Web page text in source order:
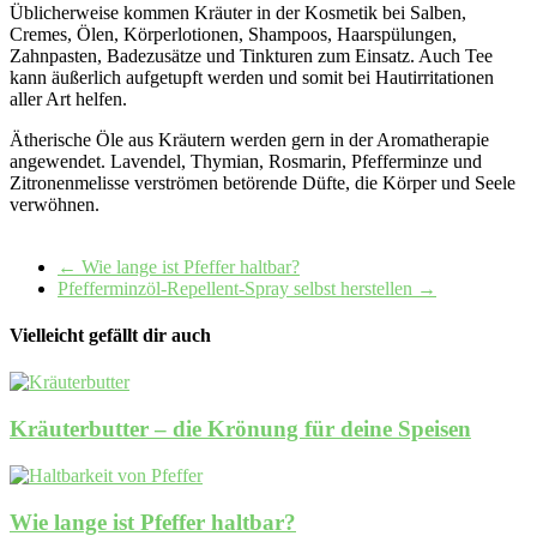
Üblicherweise kommen Kräuter in der Kosmetik bei Salben,
Cremes, Ölen, Körperlotionen, Shampoos, Haarspülungen,
Zahnpasten, Badezusätze und Tinkturen zum Einsatz. Auch Tee
kann äußerlich aufgetupft werden und somit bei Hautirritationen
aller Art helfen.
Ätherische Öle aus Kräutern werden gern in der Aromatherapie
angewendet. Lavendel, Thymian, Rosmarin, Pfefferminze und
Zitronenmelisse verströmen betörende Düfte, die Körper und Seele
verwöhnen.
← Wie lange ist Pfeffer haltbar?
Pfefferminzöl-Repellent-Spray selbst herstellen →
Vielleicht gefällt dir auch
Kräuterbutter – die Krönung für deine Speisen
Wie lange ist Pfeffer haltbar?